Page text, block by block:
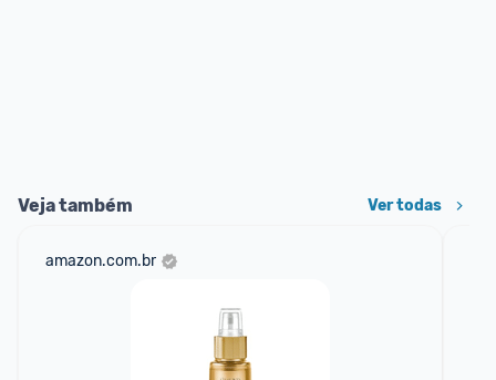
Veja também Ver todas
amazon.com.br